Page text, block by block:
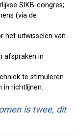
SIKB-congres;
(via de
het uitwisselen van
afspraken in
te stimuleren
in richtlijnen.
is twee, dit